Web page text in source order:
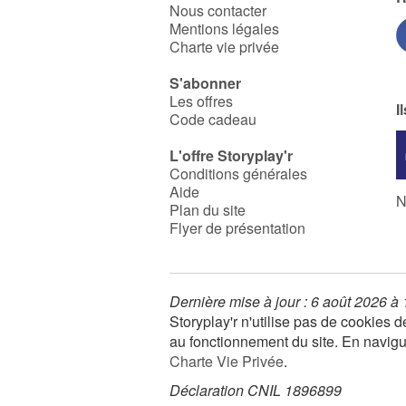
Nous contacter
Mentions légales
Charte vie privée
S'abonner
Les offres
Code cadeau
L'offre Storyplay'r
Conditions générales
Aide
Plan du site
Flyer de présentation
Dernière mise à jour : 6 août 2026 à
Storyplay'r n'utilise pas de cookies
au fonctionnement du site. En
Charte Vie Privée.
Déclaration CNIL 1896899